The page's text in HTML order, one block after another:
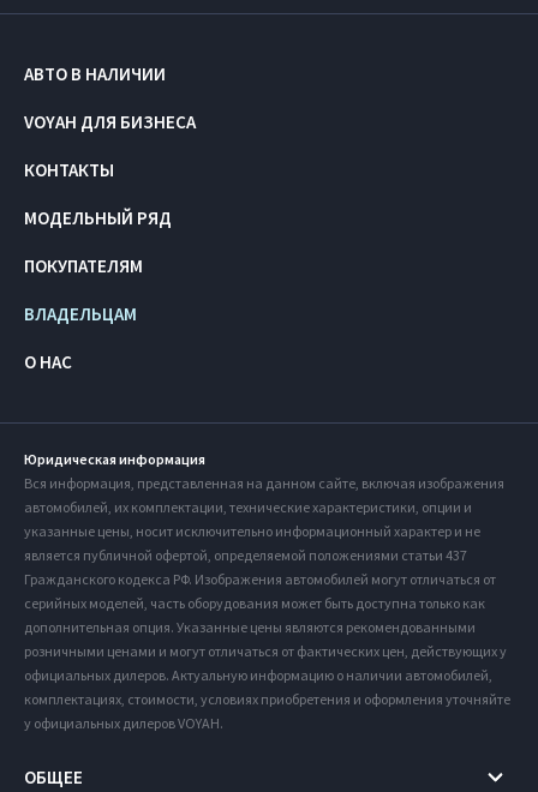
АВТО В НАЛИЧИИ
VOYAH ДЛЯ БИЗНЕСА
КОНТАКТЫ
МОДЕЛЬНЫЙ РЯД
ПОКУПАТЕЛЯМ
ВЛАДЕЛЬЦАМ
О НАС
Юридическая информация
Вся информация, представленная на данном сайте, включая изображения
автомобилей, их комплектации, технические характеристики, опции и
указанные цены, носит исключительно информационный характер и не
является публичной офертой, определяемой положениями статьи 437
Гражданского кодекса РФ. Изображения автомобилей могут отличаться от
серийных моделей, часть оборудования может быть доступна только как
дополнительная опция. Указанные цены являются рекомендованными
розничными ценами и могут отличаться от фактических цен, действующих у
официальных дилеров. Актуальную информацию о наличии автомобилей,
комплектациях, стоимости, условиях приобретения и оформления уточняйте
у официальных дилеров VOYAH.
ОБЩЕЕ